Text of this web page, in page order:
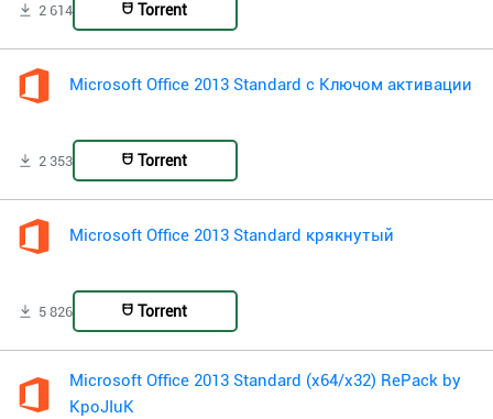
2 614 Torrent
Microsoft Office 2013 Standard с Ключом активации
2 353 Torrent
Microsoft Office 2013 Standard крякнутый
5 826 Torrent
Microsoft Office 2013 Standard (x64/x32) RePack by
KpoJIuK